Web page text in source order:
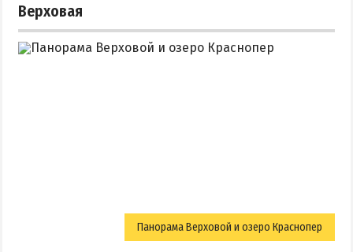
Верховая
Панорама Верховой и озеро Краснопер